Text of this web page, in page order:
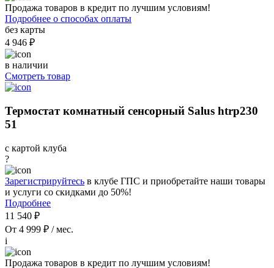
Продажа товаров в кредит по лучшим условиям!
Подробнее о способах оплаты
без карты
4 946 ₽
в наличии
Смотреть товар
Термостат комнатный сенсорный Salus htrp230
51
с картой клуба
?
Зарегистрируйтесь в клубе ГПС и приобретайте наши товары
и услуги со скидками до 50%!
Подробнее
11 540 ₽
От 4 999 ₽ / мес.
i
Продажа товаров в кредит по лучшим условиям!